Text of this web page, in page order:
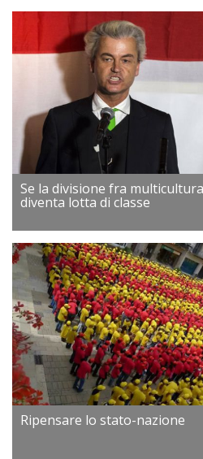
Se la divisione fra
diventa lotta di classe
Ripensare lo stato-nazione